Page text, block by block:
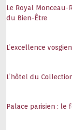
Le Royal Monceau-
du Bien-Être
L’excellence
L’hôtel du
Palace parisien : le